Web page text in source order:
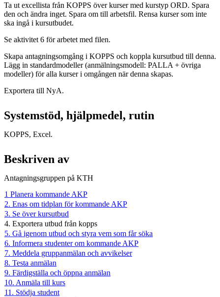
Ta ut excellista från KOPPS över kurser med kurstyp ORD. Spara
den och ändra inget. Spara om till arbetsfil. Rensa kurser som inte
ska ingå i kursutbudet.
Se aktivitet 6 för arbetet med filen.
Skapa antagningsomgång i KOPPS och koppla kursutbud till denna.
Lägg in standardmodeller (anmälningsmodell: PALLA + övriga
modeller) för alla kurser i omgången när denna skapas.
Exportera till NyA.
Systemstöd, hjälpmedel, rutin
KOPPS, Excel.
Beskriven av
Antagningsgruppen på KTH
1 Planera kommande AKP
2. Enas om tidplan för kommande AKP
3. Se över kursutbud
4. Exportera utbud från kopps
5. Gå igenom utbud och styra vem som får söka
6. Informera studenter om kommande AKP
7. Meddela gruppanmälan och avvikelser
8. Testa anmälan
9. Färdigställa och öppna anmälan
10. Anmäla till kurs
11. Stödja student